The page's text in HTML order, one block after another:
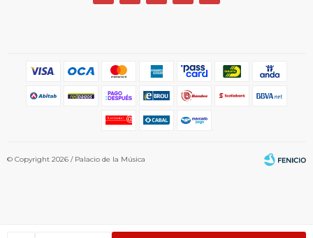
© Copyright 2026 / Palacio de la Música